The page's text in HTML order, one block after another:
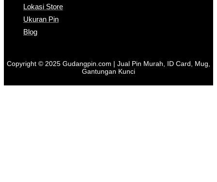
Lokasi Store
Ukuran Pin
Blog
Copyright © 2025 Gudangpin.com | Jual Pin Murah, ID Card, Mug,
Gantungan Kunci